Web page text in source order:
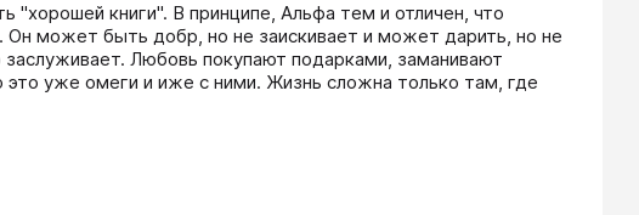
"хорошей книги". В принципе, Альфа тем и отличен, что
Он может быть добр, но не заискивает и может дарить, но не
Любовь покупают подарками, заманивают
это уже омеги и иже с ними. Жизнь сложна только там, где